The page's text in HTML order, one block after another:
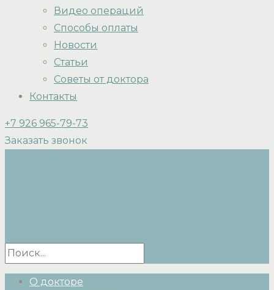
Видео операций
Способы оплаты
Новости
Статьи
Советы от доктора
Контакты
+7 926 965-79-73
Заказать звонок
О докторе